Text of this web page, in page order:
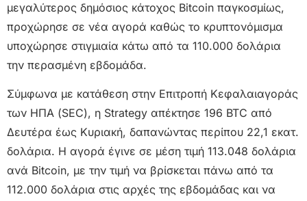
μεγαλύτερος δημόσιος κάτοχος Bitcoin παγκοσμίως,
προχώρησε σε νέα αγορά καθώς το κρυπτονόμισμα
υποχώρησε στιγμιαία κάτω από τα 110.000 δολάρια
την περασμένη εβδομάδα.
Σύμφωνα με κατάθεση στην Επιτροπή Κεφαλαιαγοράς
των ΗΠΑ (SEC), η Strategy απέκτησε 196 BTC από
Δευτέρα έως Κυριακή, δαπανώντας περίπου 22,1 εκατ.
δολάρια. Η αγορά έγινε σε μέση τιμή 113.048 δολάρια
ανά Bitcoin, με την τιμή να βρίσκεται πάνω από τα
112.000 δολάρια στις αρχές της εβδομάδας και να